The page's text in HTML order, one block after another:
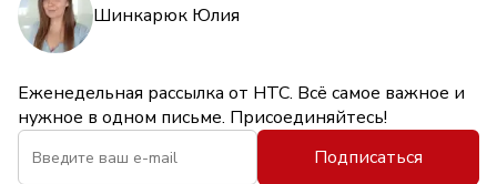
Шинкарюк Юлия
Еженедельная рассылка от НТС. Всё самое важное и
нужное в одном письме. Присоединяйтесь!
Подписаться